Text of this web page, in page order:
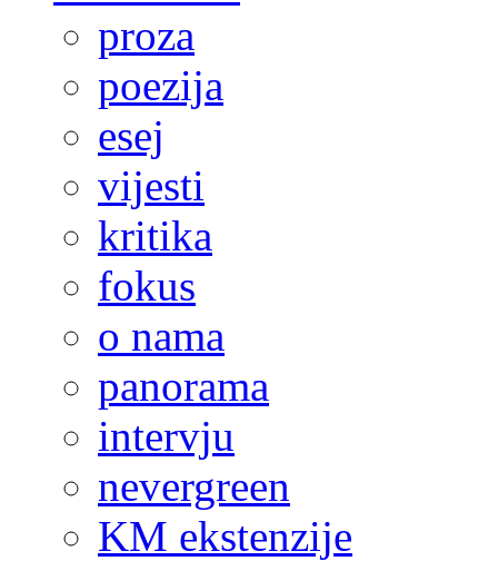
proza
poezija
esej
vijesti
kritika
fokus
o nama
panorama
intervju
nevergreen
KM ekstenzije